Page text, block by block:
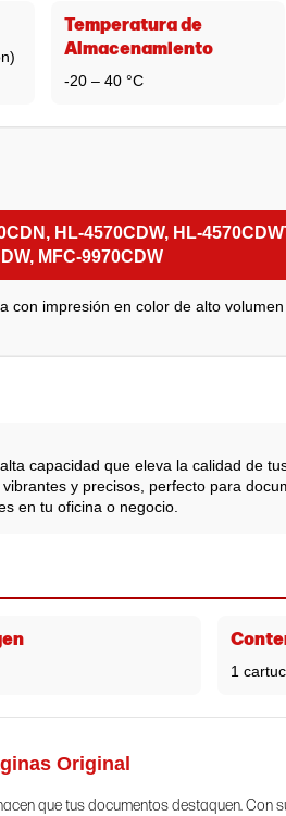
Temperatura de
Almacenamiento
-20 – 40 °C
HL-4570CDW, HL-
MFC-9970CDW
con impresión en color de alto volumen
capacidad que eleva la calidad de
y precisos, perfecto para
en tu oficina o negocio.
1
Original
que tus documentos destaquen. Con